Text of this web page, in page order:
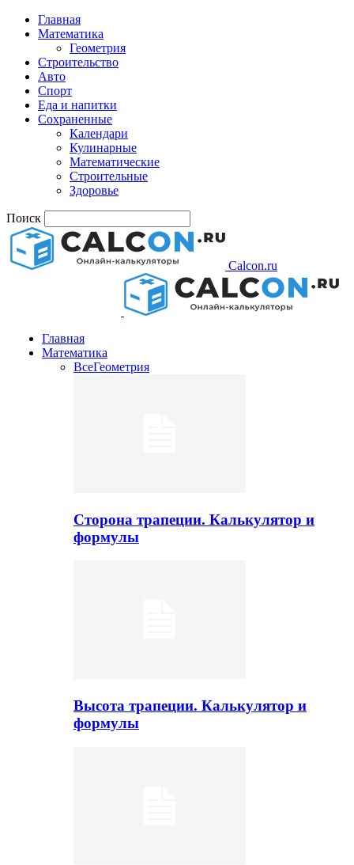
Главная
Математика
Геометрия
Строительство
Авто
Спорт
Еда и напитки
Сохраненные
Календари
Кулинарные
Математические
Строительные
Здоровье
Поиск
Calcon.ru
Главная
Математика
ВсеГеометрия
Сторона трапеции. Калькулятор и
формулы
Высота трапеции. Калькулятор и
формулы